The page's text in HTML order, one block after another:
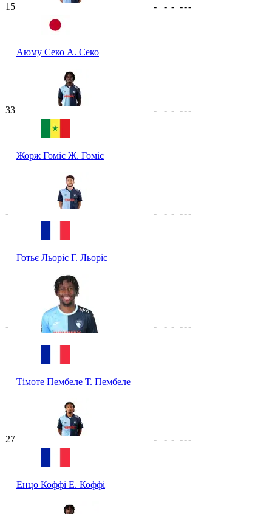
15
Аюму Секо А. Секо
- - - ---
33
Жорж Гоміс Ж. Гоміс
- - - ---
-
Готьє Льоріс Г. Льоріс
- - - ---
-
Тімоте Пембеле Т. Пембеле
- - - ---
27
Енцо Коффі Е. Коффі
- - - ---